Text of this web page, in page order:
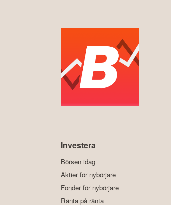
Investera
Börsen idag
Aktier för nybörjare
Fonder för nybörjare
Ränta på ränta